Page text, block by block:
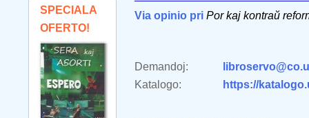
SPECIALA
OFERTO!
Via opinio pri Por kaj kontraŭ
Demandoj:
Katalogo:
https://